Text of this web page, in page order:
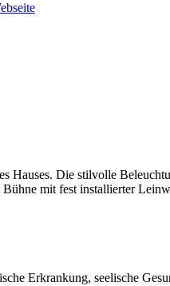
Hauses. Die stilvolle
mit fest installierter
Erkrankung, seelische